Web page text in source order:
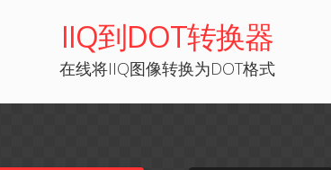
IIQ到DOT转换器
在线将IIQ图像转换为DOT格式